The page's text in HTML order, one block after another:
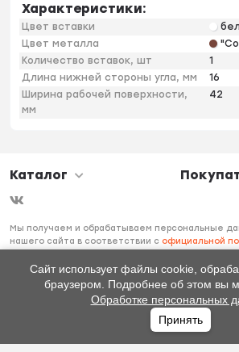
Избранное
Характеристики:
Цвет вставки
Цвет металла
Количество вставок, шт
1
Длина нижней стороны угла, мм
16
Ширина рабочей поверхности,
мм
42
Каталог
Мы получаем и обрабатываем персональные
нашего сайта в соответствии с официальной
необходимо покинуть наш сайт.
Сайт использует файлы cookie,
браузером. Подробнее об этом вы
Обработке персональных
Принять